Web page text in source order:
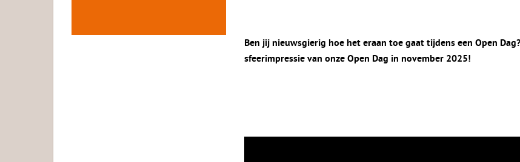
Ben jij nieuwsgierig hoe het eraan toe gaat tijdens een Open
sfeerimpressie van onze Open Dag in november 2025!